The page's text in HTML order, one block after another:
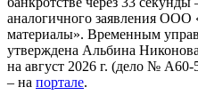
аналогичного заявления ООО
материалы». Временным
утверждена Альбина
на август 2026 г. (дело №
– на портале.